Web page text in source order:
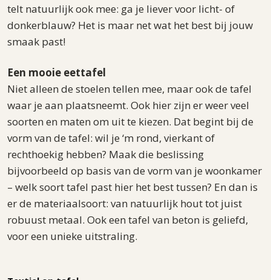
telt natuurlijk ook mee: ga je liever voor licht- of
donkerblauw? Het is maar net wat het best bij jouw
smaak past!
Een mooie eettafel
Niet alleen de stoelen tellen mee, maar ook de tafel
waar je aan plaatsneemt. Ook hier zijn er weer veel
soorten en maten om uit te kiezen. Dat begint bij de
vorm van de tafel: wil je ‘m rond, vierkant of
rechthoekig hebben? Maak die beslissing
bijvoorbeeld op basis van de vorm van je woonkamer
– welk soort tafel past hier het best tussen? En dan is
er de materiaalsoort: van natuurlijk hout tot juist
robuust metaal. Ook een tafel van beton is geliefd,
voor een unieke uitstraling.